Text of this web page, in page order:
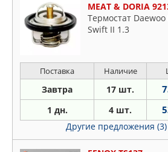
MEAT & DORIA
Термостат
Swift II 1.3
Поставка Наличие
Завтра 17 шт.
1 дн. 4 шт.
Другие предложения (3)